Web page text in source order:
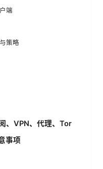
端
策略
、VPN、代理、Tor
事项